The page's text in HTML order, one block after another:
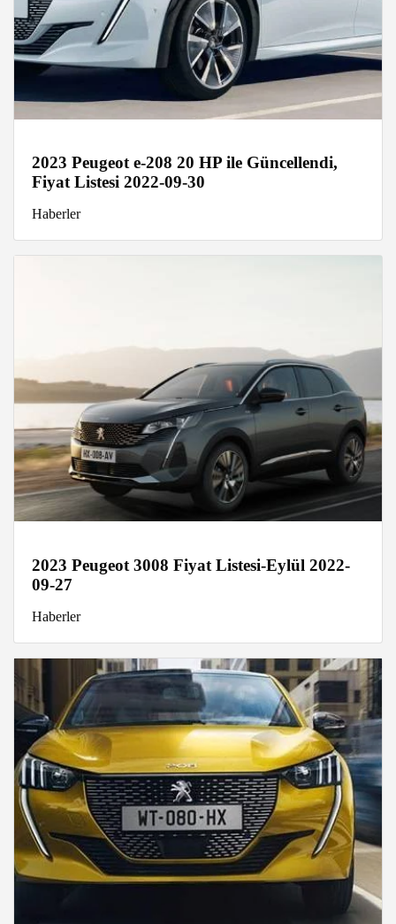
2023 Peugeot e-208 20 HP ile Güncellendi,
Fiyat Listesi 2022-09-30
Haberler
2023 Peugeot 3008 Fiyat Listesi-Eylül 2022-
09-27
Haberler